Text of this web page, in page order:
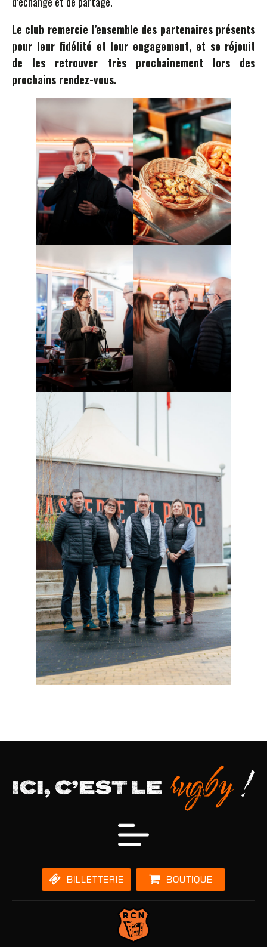
Le club remercie l’ensemble des partenaires présents
pour leur fidélité et leur engagement, et se réjouit
de les retrouver très prochainement lors des
prochains rendez-vous.
BILLETTERIE BOUTIQUE